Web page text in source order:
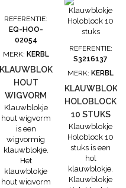
grip en
comfort op
natte en
gladde
oppervlaktes
Rubber
Lengte: 11 cm
REFERENTIE:
EQ-HOO-
02054
MERK: KERBL
KLAUWBLOKJE
HOUT
WIGVORM
Klauwblokje
hout wigvorm
is een
wigvormig
klauwblokje.
Het
klauwblokje
hout wigvorm
REFERENTIE:
S3216137
MERK: KERBL
KLAUWBLOKJE
HOLOBLOCK
10 STUKS
Klauwblokje
Holoblock 10
stuks is een
hol
klauwblokje.
Klauwblokje